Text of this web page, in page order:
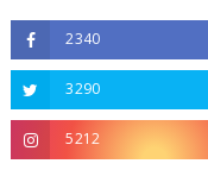
2340
3290
5212